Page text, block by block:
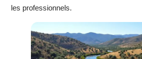
les professionnels.